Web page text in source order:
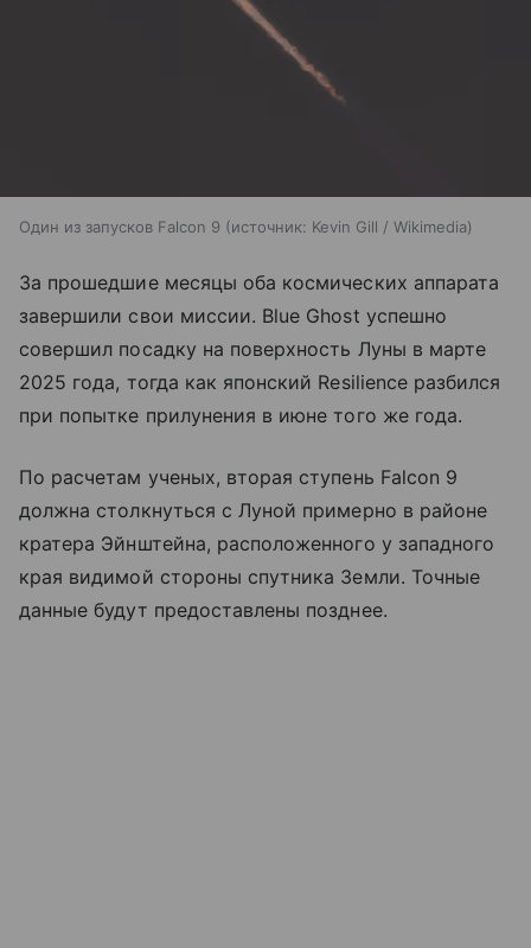
Один из запусков Falcon 9 источник: Kevin Gill / Wikimedia
За прошедшие месяцы оба космических аппарата
завершили свои миссии. Blue Ghost успешно
совершил посадку на поверхность Луны в марте
2025 года, тогда как японский Resilience разбился
при попытке прилунения в июне того же года.
По расчетам ученых, вторая ступень Falcon 9
должна столкнуться с Луной примерно в районе
кратера Эйнштейна, расположенного у западного
края видимой стороны спутника Земли. Точные
данные будут предоставлены позднее.